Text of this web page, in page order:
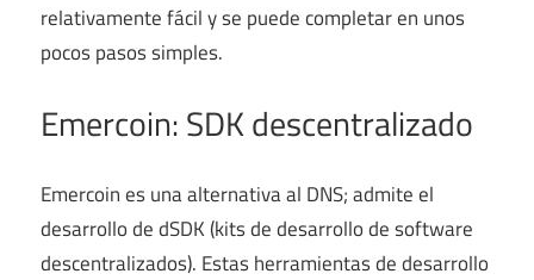
relativamente fácil y se puede completar en unos
pocos pasos simples.
Emercoin: SDK descentralizado
Emercoin es una alternativa al DNS; admite el
desarrollo de dSDK (kits de desarrollo de software
descentralizados). Estas herramientas de desarrollo